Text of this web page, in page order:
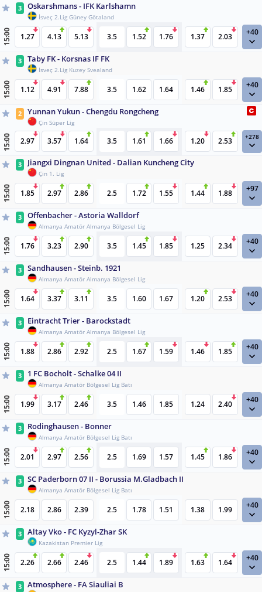
3 Oskarshmans - IFK Karlshamn
İsveç 2.Lig Güney Götaland
15:00 1.27 4.13 5.13 3.5 1.52 1.76 1.37 2.03 +40
3 Taby FK - Korsnas IF FK
İsveç 2.Lig Kuzey Svealand
15:00 1.12 4.91 7.88 3.5 1.62 1.64 1.46 1.85 +40
2 Yunnan Yukun - Chengdu Rongcheng
Çin Süper Lig
15:00 2.97 3.57 1.64 3.5 1.61 1.66 1.20 2.53 +278
3 Jiangxi Dingnan United - Dalian Kuncheng City
Çin 1. Lig
15:00 1.85 2.97 2.86 2.5 1.72 1.55 1.44 1.88 +97
3 Offenbacher - Astoria Walldorf
Almanya Amatör Almanya Bölgesel Lig
15:00 1.76 3.23 2.90 3.5 1.45 1.85 1.25 2.34 +40
3 Sandhausen - Steinb. 1921
Almanya Amatör Almanya Bölgesel Lig
15:00 1.64 3.37 3.11 3.5 1.60 1.67 1.20 2.53 +40
3 Eintracht Trier - Barockstadt
Almanya Amatör Almanya Bölgesel Lig
15:00 1.88 2.86 2.92 2.5 1.67 1.59 1.46 1.85 +40
3 1 FC Bocholt - Schalke 04 II
Almanya Amatör Bölgesel Lig Batı
15:00 1.99 3.17 2.46 3.5 1.46 1.85 1.24 2.40 +40
3 Rodinghausen - Bonner
Almanya Amatör Bölgesel Lig Batı
15:00 2.01 2.97 2.56 2.5 1.69 1.57 1.45 1.86 +40
3 SC Paderborn 07 II - Borussia M.Gladbach II
Almanya Amatör Bölgesel Lig Batı
15:00 2.18 2.86 2.39 2.5 1.78 1.51 1.38 1.99 +40
3 Altay Vko - FC Kyzyl-Zhar SK
Kazakistan Premier Lig
15:00 2.26 2.66 2.46 2.5 1.44 1.89 1.63 1.64 +40
3 Atmosphere - FA Siauliai B